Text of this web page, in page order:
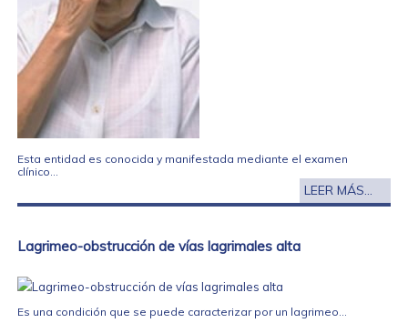
Esta entidad es conocida y manifestada mediante el examen
clínico...
LEER MÁS...
Lagrimeo-obstrucción de vías lagrimales alta
Es una condición que se puede caracterizar por un lagrimeo...